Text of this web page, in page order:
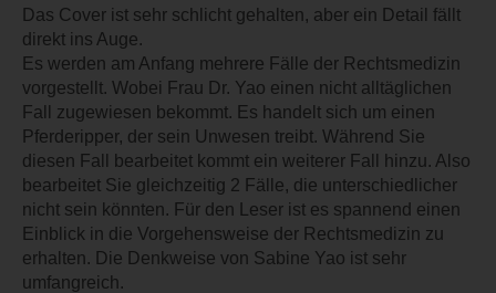
Das Cover ist sehr schlicht gehalten, aber ein Detail fällt
direkt ins Auge.
Es werden am Anfang mehrere Fälle der Rechtsmedizin
vorgestellt. Wobei Frau Dr. Yao einen nicht alltäglichen
Fall zugewiesen bekommt. Es handelt sich um einen
Pferderipper, der sein Unwesen treibt. Während Sie
diesen Fall bearbeitet kommt ein weiterer Fall hinzu. Also
bearbeitet Sie gleichzeitig 2 Fälle, die unterschiedlicher
nicht sein könnten. Für den Leser ist es spannend einen
Einblick in die Vorgehensweise der Rechtsmedizin zu
erhalten. Die Denkweise von Sabine Yao ist sehr
umfangreich.